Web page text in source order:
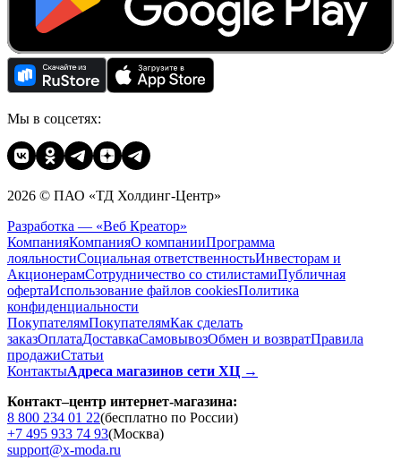
Мы в соцсетях:
2026 © ПАО «ТД Холдинг-Центр»
Разработка — «Веб Креатор»
КомпанияКомпанияО компанииПрограмма
лояльностиСоциальная ответственностьИнвесторам и
АкционерамСотрудничество со стилистамиПубличная
офертаИспользование файлов cookiesПолитика
конфиденциальности
ПокупателямПокупателямКак сделать
заказОплатаДоставкаCамовывозОбмен и возвратПравила
продажиСтатьи
КонтактыАдреса магазинов сети ХЦ →
Контакт–центр интернет-магазина:
8 800 234 01 22(бесплатно по России)
+7 495 933 74 93(Москва)
support@x-moda.ru